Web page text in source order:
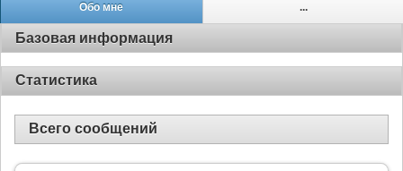
Обо мне ...
Базовая информация
Статистика
Всего сообщений